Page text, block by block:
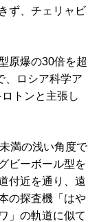
ず、チェリャビ
原爆の30倍を超
、ロシア科学ア
トンと主張し
満の浅い角度で
ビーボール型を
付近を通り、遠
の探査機「はや
」の軌道に似て